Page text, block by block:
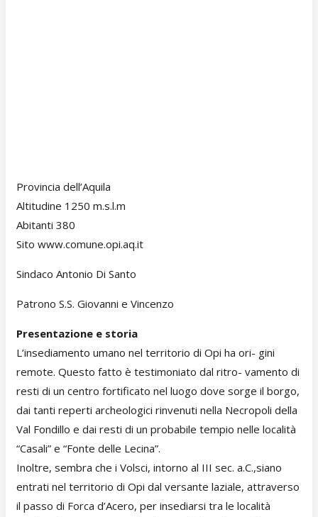
Provincia dell’Aquila
Altitudine 1250 m.s.l.m
Abitanti 380
Sito www.comune.opi.aq.it
Sindaco Antonio Di Santo
Patrono S.S. Giovanni e Vincenzo
Presentazione e storia
L’insediamento umano nel territorio di Opi ha ori- gini
remote. Questo fatto è testimoniato dal ritro- vamento di
resti di un centro fortificato nel luogo dove sorge il borgo,
dai tanti reperti archeologici rinvenuti nella Necropoli della
Val Fondillo e dai resti di un probabile tempio nelle località
“Casali” e “Fonte delle Lecina”.
Inoltre, sembra che i Volsci, intorno al III sec. a.C.,siano
entrati nel territorio di Opi dal versante laziale, attraverso
il passo di Forca d’Acero, per insediarsi tra le località